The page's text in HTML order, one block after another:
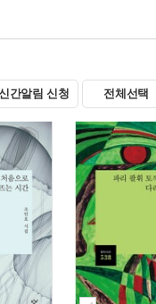
간알림 신청 전체선택